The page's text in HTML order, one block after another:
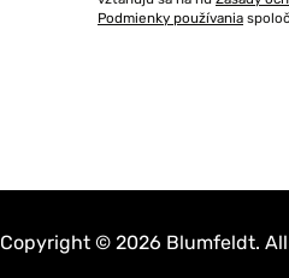
Podmienky používania
Copyright © 2026 Blumfeldt.